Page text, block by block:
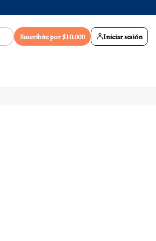
Suscribite por $10.000 Iniciar sesión